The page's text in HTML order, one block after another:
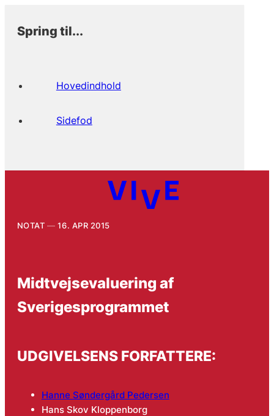
Spring til...
Hovedindhold
Sidefod
NOTAT 16. APR 2015
Midtvejsevaluering af
Sverigesprogrammet
UDGIVELSENS FORFATTERE:
Hanne Søndergård Pedersen
Hans Skov Kloppenborg